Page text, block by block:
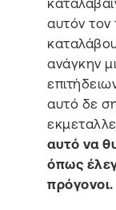
αυτόν
ανάγκην
αυτό δε
αυτό να
όπως
πρόγονοι.